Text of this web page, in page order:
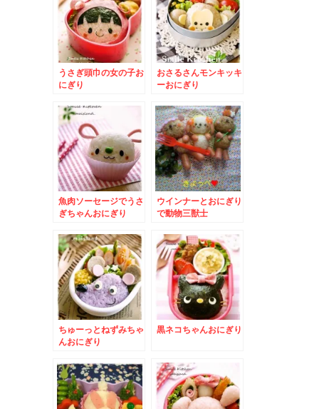
うさぎ頭巾の女の子お
にぎり
おさるさんモンキッキ
ーおにぎり
魚肉ソーセージでうさ
ぎちゃんおにぎり
ウインナーとおにぎり
で動物三獣士
ちゅーっとねずみちゃ
んおにぎり
黒ネコちゃんおにぎり